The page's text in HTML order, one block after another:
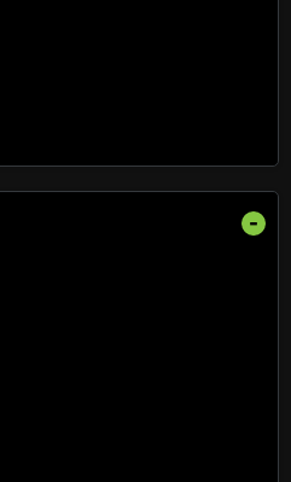
-